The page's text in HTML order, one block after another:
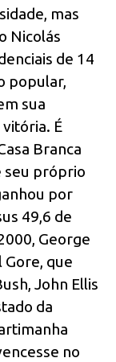
mas
Nicolás
de 14
popular,
sua
É
Branca
seu próprio
por
49,6 de
George
Gore, que
John Ellis
da
no